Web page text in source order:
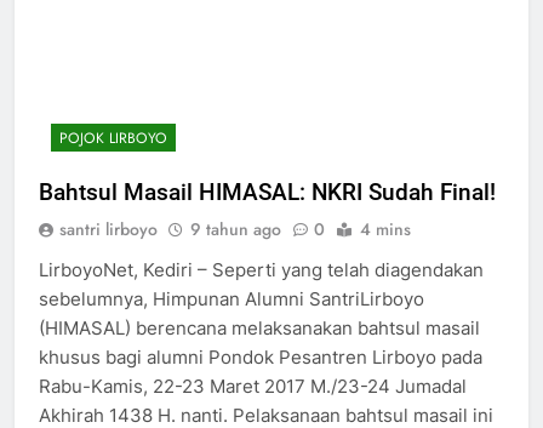
POJOK LIRBOYO
Bahtsul Masail HIMASAL: NKRI Sudah Final!
santri lirboyo 9 tahun ago 0 4 mins
LirboyoNet, Kediri – Seperti yang telah diagendakan
sebelumnya, Himpunan Alumni SantriLirboyo
(HIMASAL) berencana melaksanakan bahtsul masail
khusus bagi alumni Pondok Pesantren Lirboyo pada
Rabu-Kamis, 22-23 Maret 2017 M./23-24 Jumadal
Akhirah 1438 H. nanti. Pelaksanaan bahtsul masail ini